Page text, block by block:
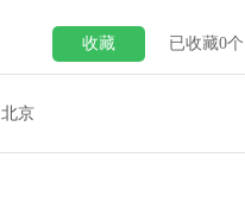
收藏 已收藏0个
北京